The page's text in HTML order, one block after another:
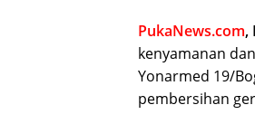
PukaNews.com,
kenyamanan
Yonarmed 19/
pembersihan